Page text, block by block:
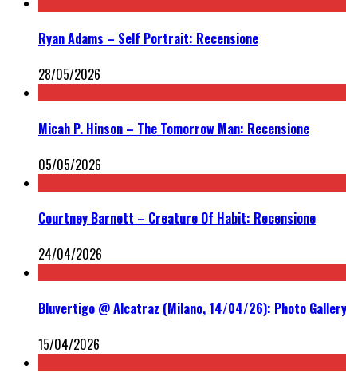
Ryan Adams – Self Portrait: Recensione
28/05/2026
Micah P. Hinson – The Tomorrow Man: Recensione
05/05/2026
Courtney Barnett – Creature Of Habit: Recensione
24/04/2026
Bluvertigo @ Alcatraz (Milano, 14/04/26): Photo Gallery
15/04/2026